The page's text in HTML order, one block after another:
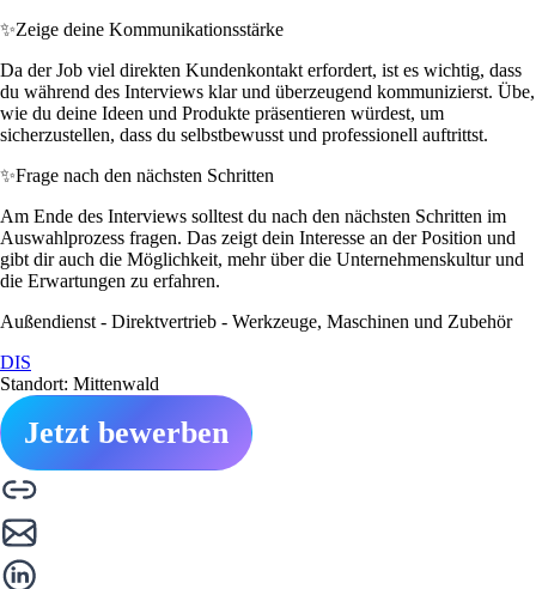
✨Zeige deine Kommunikationsstärke
Da der Job viel direkten Kundenkontakt erfordert, ist es wichtig, dass
du während des Interviews klar und überzeugend kommunizierst. Übe,
wie du deine Ideen und Produkte präsentieren würdest, um
sicherzustellen, dass du selbstbewusst und professionell auftrittst.
✨Frage nach den nächsten Schritten
Am Ende des Interviews solltest du nach den nächsten Schritten im
Auswahlprozess fragen. Das zeigt dein Interesse an der Position und
gibt dir auch die Möglichkeit, mehr über die Unternehmenskultur und
die Erwartungen zu erfahren.
Außendienst - Direktvertrieb - Werkzeuge, Maschinen und Zubehör
DIS
Standort: Mittenwald
Jetzt bewerben